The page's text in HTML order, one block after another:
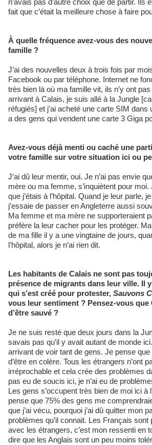
n’avais pas d’autre choix que de partir. Ils
fait que c’était la meilleure chose à faire
À quelle fréquence avez-vous des nouvelles de votre
famille ?
J’ai des nouvelles deux à trois fois par
Facebook ou par téléphone. Internet ne
très bien là où ma famille vit, ils n’y ont
arrivant à Calais, je suis allé à la Jungle
réfugiés] et j’ai acheté une carte SIM
a des gens qui vendent une carte 3 Giga
Avez-vous déjà menti ou caché une partie de la vérité à
votre famille sur votre situation ici ou
J’ai dû leur mentir, oui. Je n’ai pas envie
mère ou ma femme, s’inquiètent pour
que j’étais à l’hôpital. Quand je leur parle,
j’essaie de passer en Angleterre aussi
Ma femme et ma mère ne supporteraient
préfère la leur cacher pour les protéger.
de ma fille il y a une vingtaine de jours,
l’hôpital, alors je n’ai rien dit.
Les habitants de Calais ne sont pas toujours contents de la
présence de migrants dans leur ville. Il
qui s’est créé pour protester, Sauvons
vous leur sentiment ? Pensez-vous que
d’être sauvé ?
Je ne suis resté que deux jours dans la
savais pas qu’il y avait autant de monde
arrivant de voir tant de gens. Je pense
d’être en colère. Tous les étrangers n’ont
irréprochable et cela crée des problèmes
pas eu de soucis ici, je n’ai eu de
Les gens s’occupent très bien de moi ici à
pense que 75% des gens me
que j’ai vécu, pourquoi j’ai dû quitter mon
problèmes qu’il connait. Les Français sont
avec les étrangers, c’est mon ressenti en
dire que les Anglais sont un peu moins